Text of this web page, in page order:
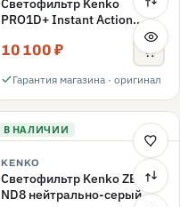
Светофильтр Kenko
PRO1D+ Instant Action
Variable NDX3-450+C-PL
переменной плотности
10 100 ₽
Гарантия магазина · оригинал
В НАЛИЧИИ
KENKO
Светофильтр Kenko ZETA
ND8 нейтрально-серый